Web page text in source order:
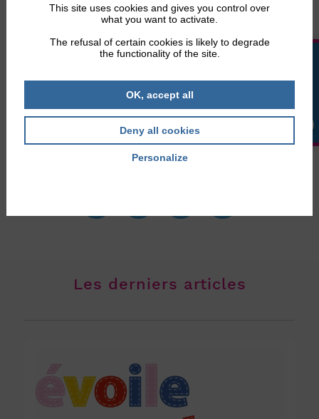
Patrice travaille dans la communication pour une
organisation à but non lucratif de protection de l’enfance.
l’extérieur. Ses plus grands talents sont de faire des siestes
et de manger des tacos. Elle espère que cette chronique
Photos et lien vers l’article d’origine :What I’ve learned
from all the resilient kids fighting health battles like EB |
Epidermolysis Bullosa News
Les derniers articles
This site uses cookies and gives you control over
what you want to activate.
The refusal of certain cookies is likely to degrade
the functionality of the site.
OK, accept all
Deny all cookies
Personalize